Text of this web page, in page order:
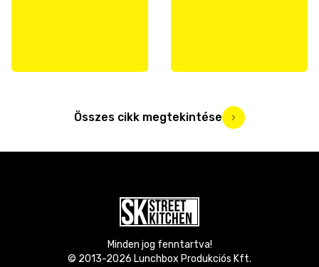
Összes cikk megtekintése
Minden jog fenntartva!
© 2013-2026 Lunchbox Produkciós Kft.